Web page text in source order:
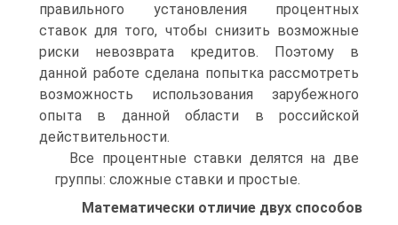
правильного установления процентных
ставок для того, чтобы снизить возможные
риски невозврата кредитов. Поэтому в
данной работе сделана попытка рассмотреть
возможность использования зарубежного
опыта в данной области в российской
действительности.
Все процентные ставки делятся на две
группы: сложные ставки и простые.
Математически отличие двух способов